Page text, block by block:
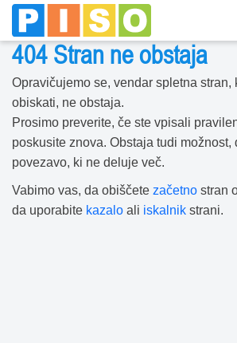
404 Stran ne obstaja
Opravičujemo se, vendar spletna stran,
obiskati, ne obstaja.
Prosimo preverite, če ste vpisali
poskusite znova. Obstaja tudi možnost,
povezavo, ki ne deluje več.
Vabimo vas, da obiščete začetno stran
da uporabite kazalo ali iskalnik strani.